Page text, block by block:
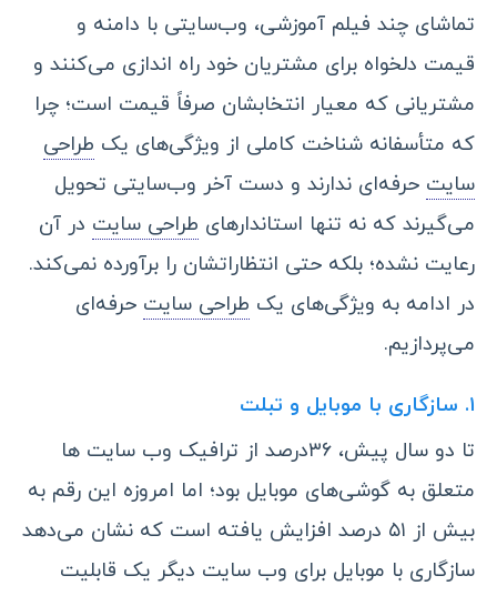
تماشای چند فیلم آموزشی، وب‌سایتی با دامنه و
قیمت دلخواه برای مشتریان خود راه‌ اندازی می‌کنند و
مشتریانی که معیار انتخابشان صرفاً قیمت است؛ چرا
که متأسفانه شناخت کاملی از ویژگی‌های یک طراحی
سایت حرفه‌ای ندارند و دست آخر وب‌سایتی تحویل
می‌گیرند که نه تنها استاندارهای طراحی سایت در آن
رعایت نشده؛ بلکه حتی انتظاراتشان را برآورده نمی‌کند.
در ادامه به ویژگی‌های یک طراحی سایت حرفه‌ای
می‌پردازیم.
۱. سازگاری با موبایل و تبلت
تا دو سال پیش، ۳۶درصد از ترافیک وب‌ سایت ها
متعلق به گوشی‌های موبایل بود؛ اما امروزه این رقم به
بیش از ۵۱ درصد افزایش یافته است که نشان می‌دهد
سازگاری با موبایل برای وب‌ سایت دیگر یک قابلیت